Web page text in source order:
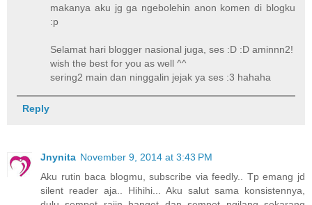
makanya aku jg ga ngebolehin anon komen di blogku
:p
Selamat hari blogger nasional juga, ses :D :D aminnn2!
wish the best for you as well ^^
sering2 main dan ninggalin jejak ya ses :3 hahaha
Reply
Jnynita November 9, 2014 at 3:43 PM
Aku rutin baca blogmu, subscribe via feedly.. Tp emang jd
silent reader aja.. Hihihi... Aku salut sama konsistennya,